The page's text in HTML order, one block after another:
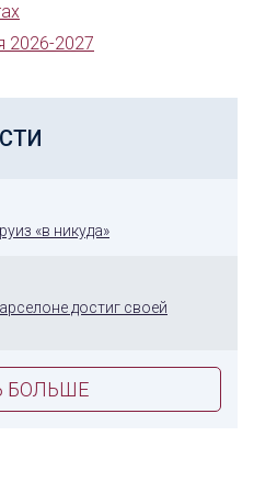
2026-2027
«в никуда»
достиг своей
БОЛЬШЕ